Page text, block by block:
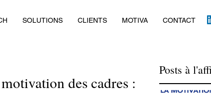
SOLUTIONS CLIENTS MOTIVA CONTACT
des cadres :
Posts à